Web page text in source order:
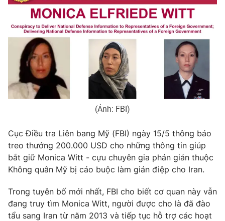
Góc doanh nghiệp
Phim VTV
Hậu trường
Nhân vật
Khán giả
Giải sao mai
Giải trí
Điện ảnh
Âm nhạc
Sao
Đời sống
Du lịch
Làm đẹp
Giáo dục
Học trực tuyến
Hitech Công nghệ tương lai
Sản phẩm
Thị trường
Tư vấn
Giao lưu trực tuyến
Lịch phát sóng
Chuyên mục khác
(Ảnh: FBI)
Cục Điều tra Liên bang Mỹ (FBI) ngày 15/5 thông báo
treo thưởng 200.000 USD cho những thông tin giúp
bắt giữ Monica Witt - cựu chuyên gia phản gián thuộc
Không quân Mỹ bị cáo buộc làm gián điệp cho Iran.
Trong tuyên bố mới nhất, FBI cho biết cơ quan này vẫn
đang truy tìm Monica Witt, người được cho là đã đào
tẩu sang Iran từ năm 2013 và tiếp tục hỗ trợ các hoạt